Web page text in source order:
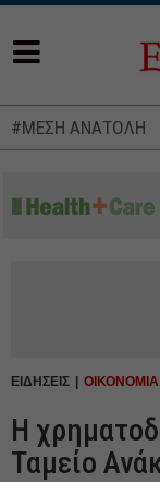
#ΜΕΣΗ ΑΝΑΤΟΛΗ
ΕΙΔΗΣΕΙΣ ΟΙΚΟΝΟΜΙΑ
Η
Ταμείο